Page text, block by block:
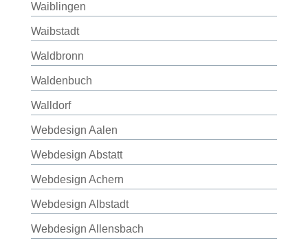
Waiblingen
Waibstadt
Waldbronn
Waldenbuch
Walldorf
Webdesign Aalen
Webdesign Abstatt
Webdesign Achern
Webdesign Albstadt
Webdesign Allensbach